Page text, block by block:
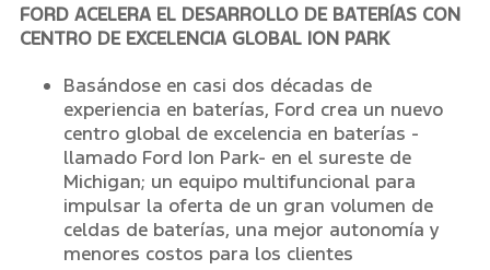
FORD ACELERA EL DESARROLLO DE BATERÍAS CON
CENTRO DE EXCELENCIA GLOBAL ION PARK
Basándose en casi dos décadas de
experiencia en baterías, Ford crea un nuevo
centro global de excelencia en baterías -
llamado Ford Ion Park- en el sureste de
Michigan; un equipo multifuncional para
impulsar la oferta de un gran volumen de
celdas de baterías, una mejor autonomía y
menores costos para los clientes